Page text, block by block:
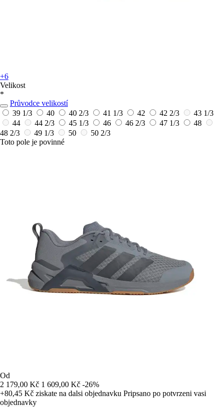
+6
Velikost
*
Průvodce velikostí
39 1/3
40 40 2/3 41 1/3 42 42 2/3
43 1/3
44
44 2/3 45 1/3 46 46 2/3 47 1/3
48
48 2/3
49 1/3 50
50 2/3
Toto pole je povinné
Od
2 179,00 Kč 1 609,00 Kč -26%
+80,45 Kč ziskate na dalsi objednavku Pripsano po potvrzeni vasi
objednavky